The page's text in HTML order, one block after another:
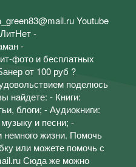
Youtube
-
-
фото и бесплатных
от 100 руб ?
поделюсь
найдете: - Книги:
блоги; - Аудиокниги:
и песни; -
жизни. Помочь
или можете помочь с
Сюда же можно